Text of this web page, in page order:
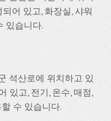
어 있고, 화장실, 샤워
있습니다.
석산로에 위치하고 있
있고, 전기, 온수, 매점,
수 있습니다.